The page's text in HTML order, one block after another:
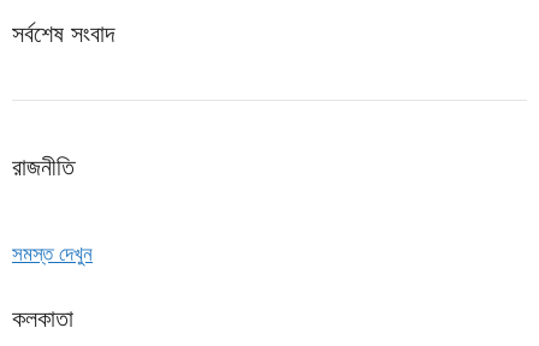
সর্বশেষ সংবাদ
রাজনীতি
সমস্ত দেখুন
কলকাতা